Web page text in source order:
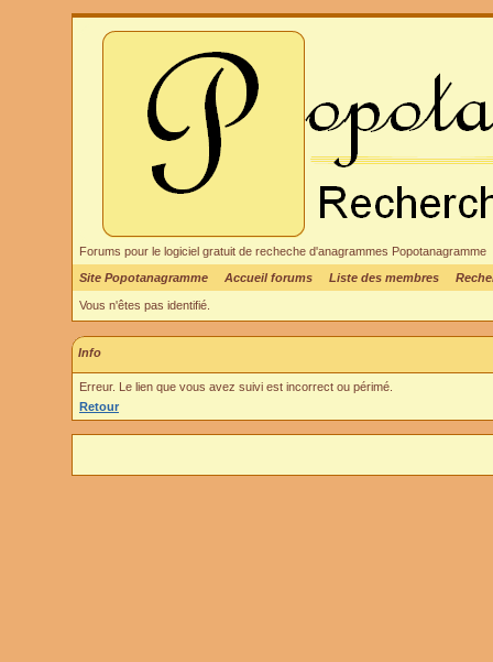
Forums pour le logiciel gratuit de recheche d'anagrammes Popotanagramme
Site Popotanagramme
Accueil forums Liste des membres
Vous n'êtes pas identifié.
Info
Erreur. Le lien que vous avez suivi est incorrect ou périmé.
Retour